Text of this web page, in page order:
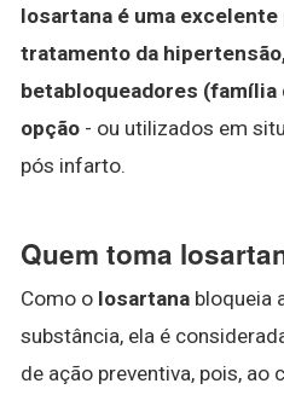
losartana é uma
tratamento da
betabloqueadores (família
opção - ou utilizados em
pós infarto.
Quem toma
Como o losartana bloqueia
substância, ela é
de ação preventiva, pois, ao